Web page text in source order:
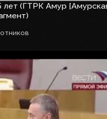
лет (ГТРК Амур